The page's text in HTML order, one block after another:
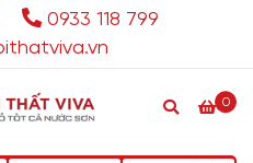
0933 118 799
0